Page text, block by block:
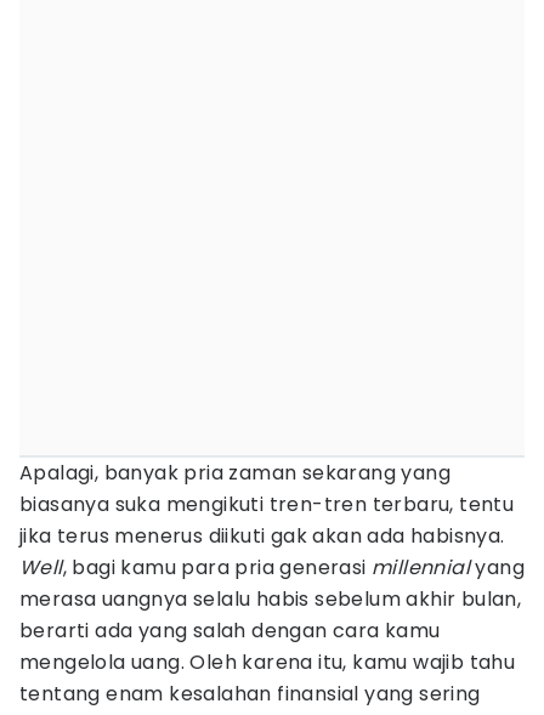
Apalagi, banyak pria zaman sekarang yang
biasanya suka mengikuti tren-tren terbaru, tentu
jika terus menerus diikuti gak akan ada habisnya.
Well, bagi kamu para pria generasi millennialyang
merasa uangnya selalu habis sebelum akhir bulan,
berarti ada yang salah dengan cara kamu
mengelola uang. Oleh karena itu, kamu wajib tahu
tentang enam kesalahan finansial yang sering